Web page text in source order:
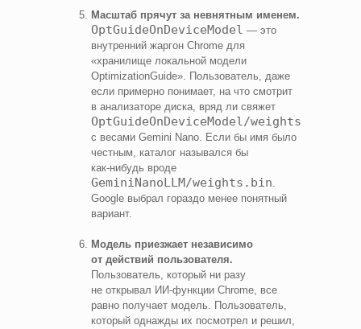
Масштаб прячут за невнятным именем.
OptGuideOnDeviceModel — это
внутренний жаргон Chrome для
«хранилище локальной модели
OptimizationGuide». Пользователь, даже
если примерно понимает, на что смотрит
в анализаторе диска, вряд ли свяжет
OptGuideOnDeviceModel/weights.bin
с весами Gemini Nano. Если бы имя было
честным, каталог назывался бы
как‑нибудь вроде
GeminiNanoLLM/weights.bin.
Google выбрал гораздо менее понятный
вариант.
Модель приезжает независимо
от действий пользователя.
Пользователь, который ни разу
не открывал ИИ‑функции Chrome, все
равно получает модель. Пользователь,
который однажды их посмотрел и решил,